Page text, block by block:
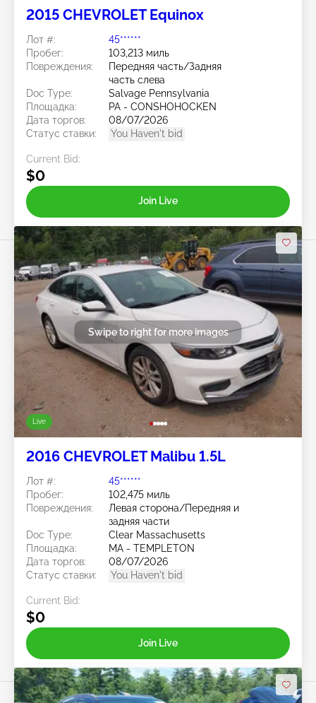
2015 CHEVROLET Equinox
Лот #:
45******
Пробег:
103,213 миль
Повреждения:
Передняя часть/Задняя
часть слева
Doc Type:
Salvage Pennsylvania
Площадка:
PA - CONSHOHOCKEN
Дата торгов:
08/07/2026
Статус ставки:
You Haven't bid
Current Bid:
$0
Join Live
Live
Swipe to right for more images
2016 CHEVROLET Malibu 1.5L
Лот #:
45******
Пробег:
102,475 миль
Повреждения:
Левая сторона/Передняя и
задняя части
Doc Type:
Clear Massachusetts
Площадка:
MA - TEMPLETON
Дата торгов:
08/07/2026
Статус ставки:
You Haven't bid
Current Bid:
$0
Join Live